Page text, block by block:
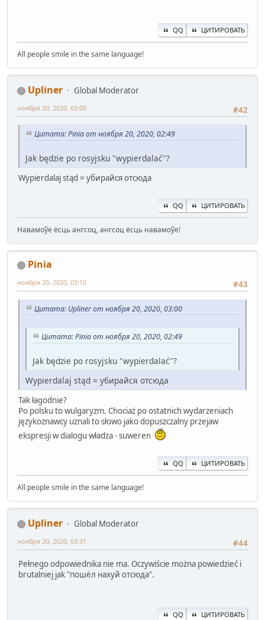
QQ ЦИТИРОВАТЬ
All people smile in the same language!
Upliner
Global Moderator
#42
ноября 20, 2020, 03:00
Цитата: Pinia от ноября 20, 2020, 02:49
Jak będzie po rosyjsku "wypierdalać"?
Wypierdalaj stąd = убирайся отсюда
QQ ЦИТИРОВАТЬ
Навамоўе ёсць ангсоц, ангсоц ёсць навамоўе!
Pinia
#43
ноября 20, 2020, 03:10
Цитата: Upliner от ноября 20, 2020, 03:00
Цитата: Pinia от ноября 20, 2020, 02:49
Jak będzie po rosyjsku "wypierdalać"?
Wypierdalaj stąd = убирайся отсюда
Tak łagodnie?
Po polsku to wulgaryzm. Chociaż po ostatnich wydarzeniach
językoznawcy uznali to słowo jako dopuszczalny przejaw
ekspresji w dialogu władza - suweren
QQ ЦИТИРОВАТЬ
All people smile in the same language!
Upliner
Global Moderator
#44
ноября 20, 2020, 03:31
Pełnego odpowiednika nie ma. Oczywiście można powiedzieć i
brutalniej jak "пошёл нахуй отсюда".
QQ ЦИТИРОВАТЬ